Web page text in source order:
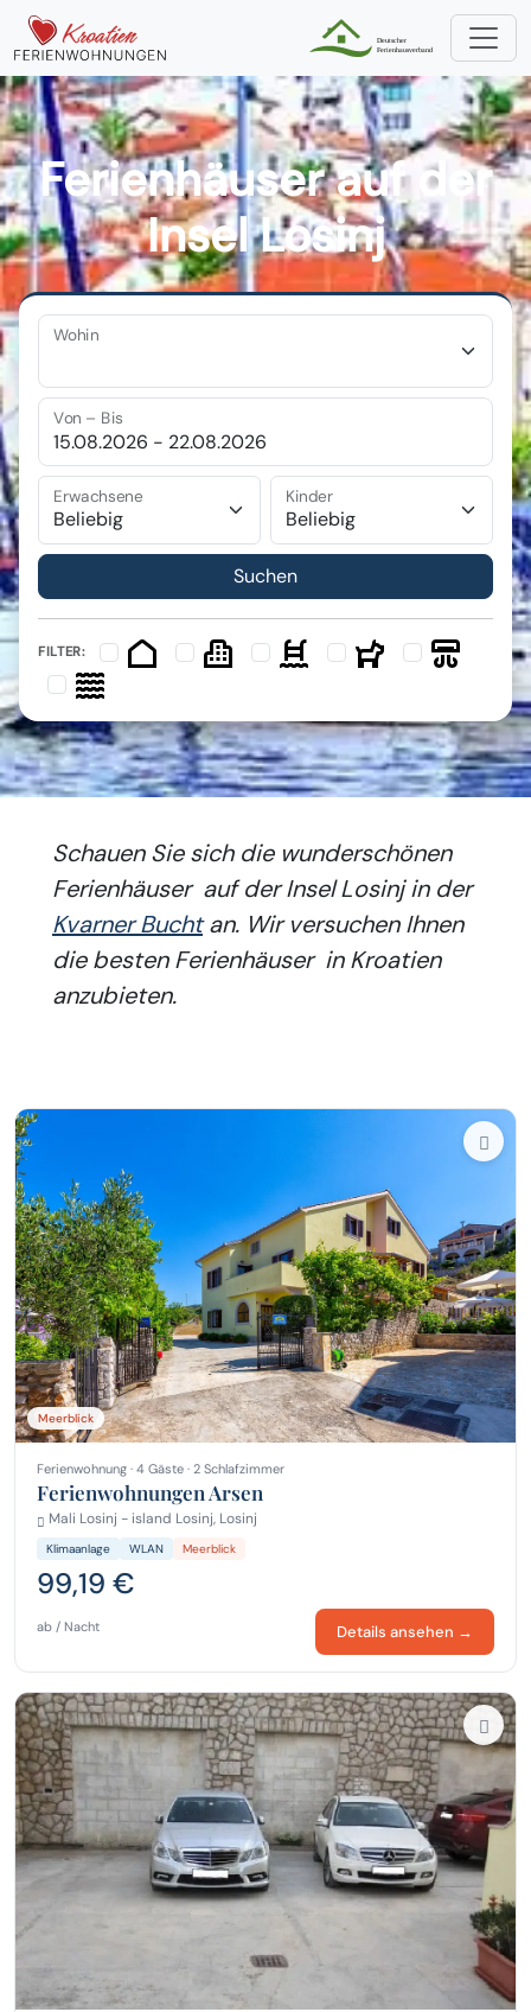
Ferienhäuser auf der
Insel Losinj
Wohin
Von – Bis
Erwachsene Kinder
FILTER:
Schauen Sie sich die wunderschönen
Ferienhäuser auf der Insel Losinj in der
Kvarner Buchtan. Wir versuchen Ihnen
die besten Ferienhäuser in Kroatien
anzubieten.
Meerblick
Ferienwohnung · 4 Gäste · 2 Schlafzimmer
Ferienwohnungen Arsen
Mali Losinj - island Losinj, Losinj
Klimaanlage WLAN Meerblick
99,19 €
ab / Nacht Details ansehen →